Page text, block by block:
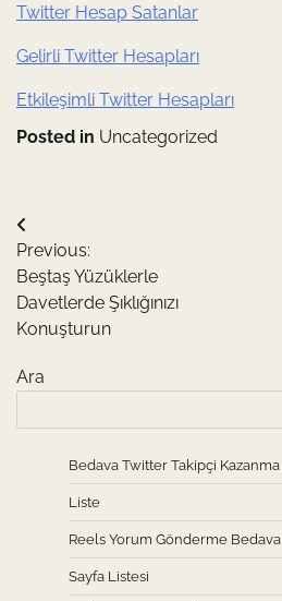
Twitter Hesap Satanlar
Gelirli Twitter Hesapları
Etkileşimli Twitter Hesapları
Posted in Uncategorized
Yazı
gezinmesi
Previous:
Beştaş Yüzüklerle
Davetlerde Şıklığınızı
Konuşturun
Ara
Bedava Twitter Takipçi Kazanma
Liste
Reels Yorum Gönderme Bedava
Sayfa Listesi